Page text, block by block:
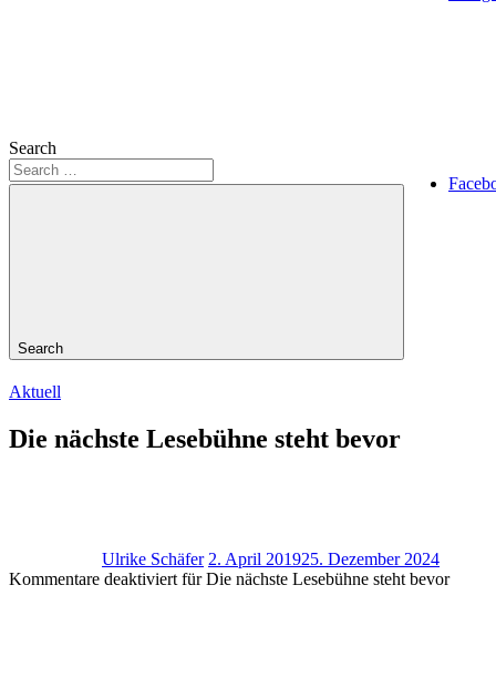
Search
Search
Aktuell
Die nächste Lesebühne steht bevor
Ulrike Schäfer 2. April 201925. Dezember 2024
Kommentare deaktiviert für Die nächste Lesebühne steht bevor